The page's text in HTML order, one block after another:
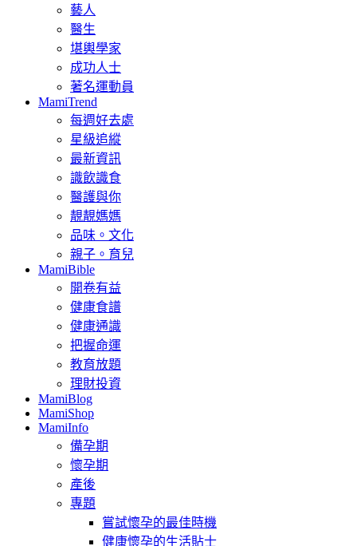
藝人
醫生
堪輿學家
成功人士
著名運動員
MamiTrend
每週好去處
星級追縱
最新資訊
識飲識食
醫護與你
靚靚媽媽
品味。文化
親子。育兒
MamiBible
開卷有益
健康食譜
健康通識
把握命運
教育放題
理財投資
MamiBlog
MamiShop
MamiInfo
備孕期
懷孕期
產後
專題
嘗試懷孕的最佳時機
健康懷孕的生活貼士